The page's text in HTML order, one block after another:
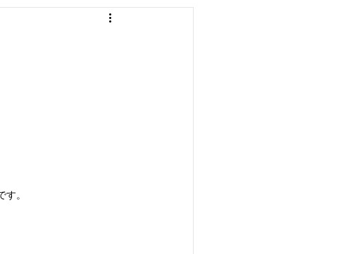
ITエンジニアの視点
。